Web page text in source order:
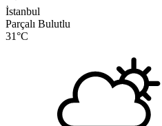
İstanbul
Parçalı Bulutlu
31°C